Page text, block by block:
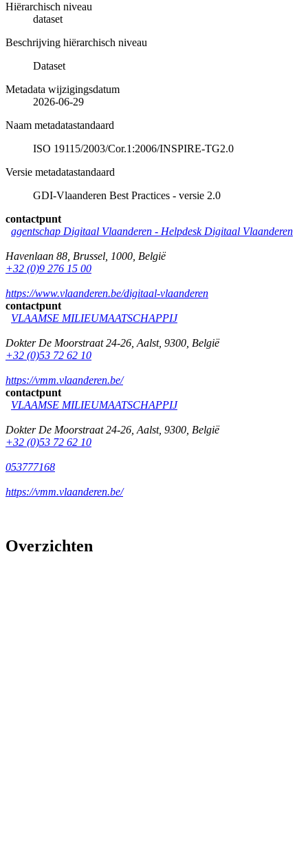
Hiërarchisch niveau
dataset
Beschrijving hiërarchisch niveau
Dataset
Metadata wijzigingsdatum
2026-06-29
Naam metadatastandaard
ISO 19115/2003/Cor.1:2006/INSPIRE-TG2.0
Versie metadatastandaard
GDI-Vlaanderen Best Practices - versie 2.0
contactpunt
agentschap Digitaal Vlaanderen - Helpdesk Digitaal Vlaanderen
Havenlaan 88 Brussel 1000 België
+32 (0)9 276 15 00
https://www.vlaanderen.be/digitaal-vlaanderen
contactpunt
VLAAMSE MILIEUMAATSCHAPPIJ
Dokter De Moorstraat 24-26 Aalst, 9300 België
+32 (0)53 72 62 10
https://vmm.vlaanderen.be/
contactpunt
VLAAMSE MILIEUMAATSCHAPPIJ
Dokter De Moorstraat 24-26 Aalst, 9300 België
+32 (0)53 72 62 10
053777168
https://vmm.vlaanderen.be/
Overzichten